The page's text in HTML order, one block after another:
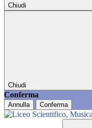
Chiudi
Chiudi
Conferma
Annulla Conferma